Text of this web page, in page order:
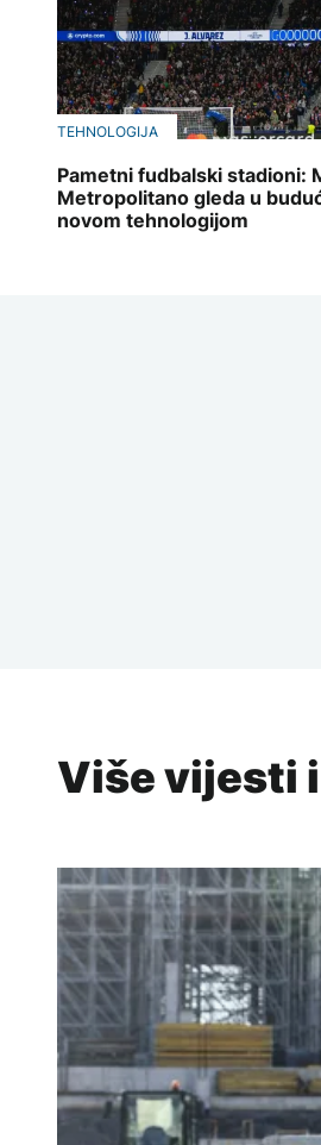
TEHNOLOGIJA
Pametni fudbalski stadioni:
Metropolitano gleda u
novom tehnologijom
Više vijesti